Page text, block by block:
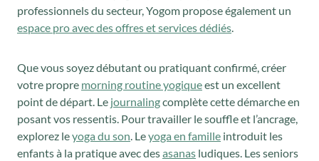
professionnels du secteur, Yogom propose également un
espace pro avec des offres et services dédiés.
Que vous soyez débutant ou pratiquant confirmé, créer
votre propre morning routine yogiqueest un excellent
point de départ. Le journalingcomplète cette démarche en
posant vos ressentis. Pour travailler le souffle et l’ancrage,
explorez leyoga du son. Leyoga en famille introduit les
enfants à la pratique avec desasanas ludiques. Les seniors